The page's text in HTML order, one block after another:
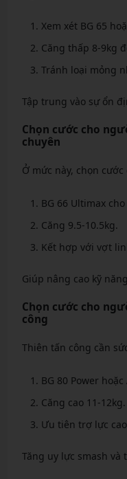
Xem xét BG 65
Căng thấp 8-9kg
Tránh loại mỏng
Tập trung vào sự ổn
Chọn cước cho
chuyên
Ở mức này, chọn
BG 66 Ultimax
Căng 9.5-10.5kg.
Kết hợp với vợt
Giúp nâng cao kỹ
Chọn cước cho
công
Thiên tấn công cần
BG 80 Power
Căng cao 11-12kg.
Ưu tiên trợ lực
Tăng uy lực smash và